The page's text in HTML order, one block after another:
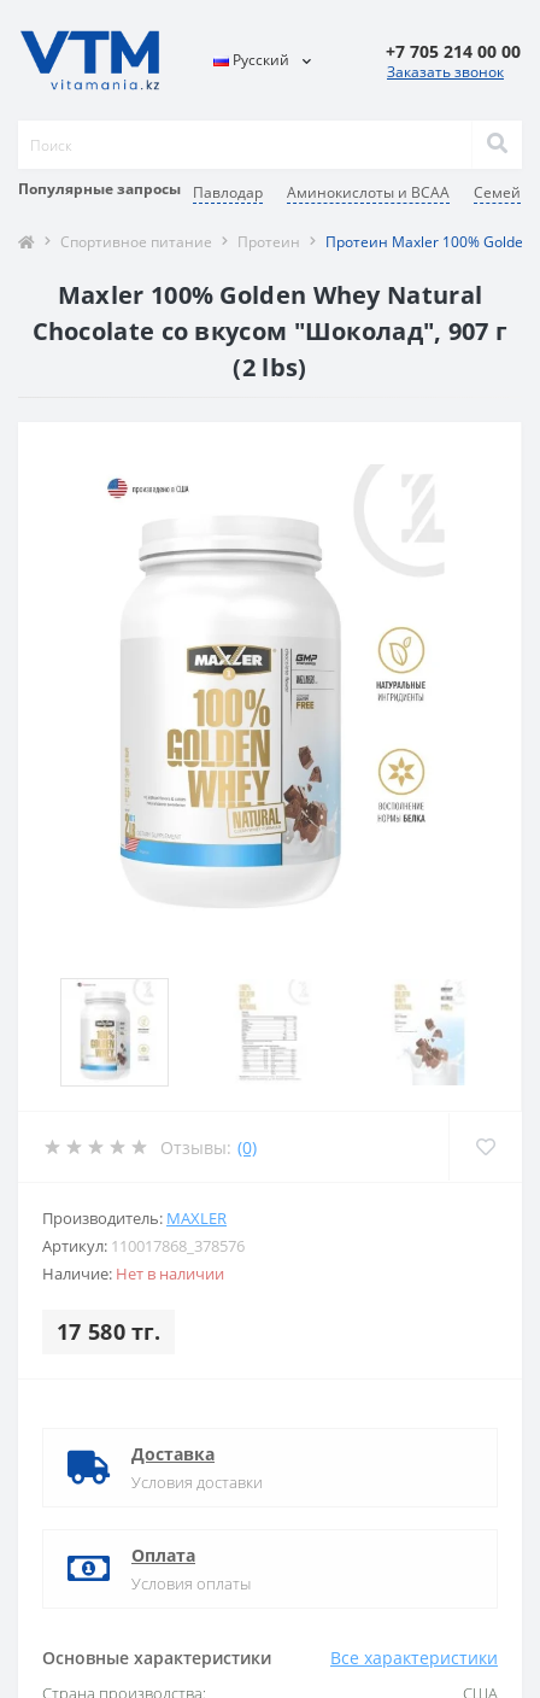
Популярные запросы Павлодар Аминокислоты и BCAA Семей
Русский +7 705 214 00 00
Заказать звонок
Спортивное питание Протеин Протеин Maxler 100% Golden
Maxler 100% Golden Whey Natural
Chocolate со вкусом "Шоколад", 907 г
(2 lbs)
Отзывы: (0)
Производитель: MAXLER
Артикул: 110017868_378576
Наличие: Нет в наличии
17 580 тг.
Основные характеристики Все характеристики
Страна производства: США
Доставка
Условия доставки
Оплата
Условия оплаты